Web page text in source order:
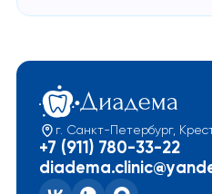
г. Санкт-Петербург,
+7 (911) 780-33-22